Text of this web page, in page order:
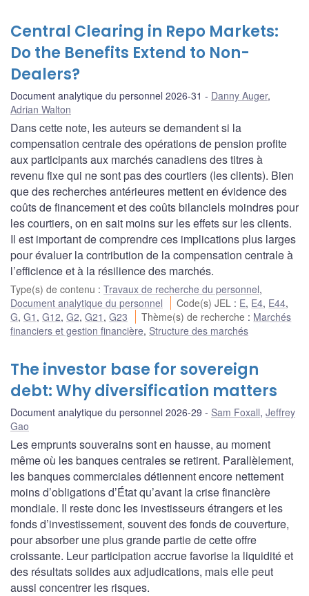
Central Clearing in Repo Markets:
Do the Benefits Extend to Non-
Dealers?
Document analytique du personnel 2026-31 Danny Auger,
Adrian Walton
Dans cette note, les auteurs se demandent si la
compensation centrale des opérations de pension profite
aux participants aux marchés canadiens des titres à
revenu fixe qui ne sont pas des courtiers (les clients). Bien
que des recherches antérieures mettent en évidence des
coûts de financement et des coûts bilanciels moindres pour
les courtiers, on en sait moins sur les effets sur les clients.
Il est important de comprendre ces implications plus larges
pour évaluer la contribution de la compensation centrale à
l’efficience et à la résilience des marchés.
Type(s) de contenu : Travaux de recherche du personnel,
Document analytique du personnel
Code(s) JEL : E, E4, E44,
G, G1 , G12, G2, G21 , G23 Thème(s) de recherche : Marchés
financiers et gestion financière, Structure des marchés
The investor base for sovereign
debt: Why diversification matters
Document analytique du personnel 2026-29 Sam Foxall, Jeffrey
Gao
Les emprunts souverains sont en hausse, au moment
même où les banques centrales se retirent. Parallèlement,
les banques commerciales détiennent encore nettement
moins d’obligations d’État qu’avant la crise financière
mondiale. Il reste donc les investisseurs étrangers et les
fonds d’investissement, souvent des fonds de couverture,
pour absorber une plus grande partie de cette offre
croissante. Leur participation accrue favorise la liquidité et
des résultats solides aux adjudications, mais elle peut
aussi concentrer les risques.